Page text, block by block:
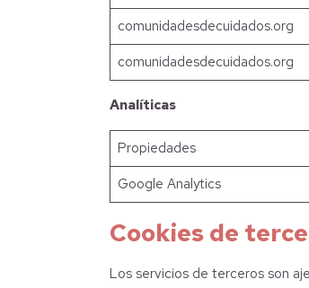
comunidadesdecuidados.org
comunidadesdecuidados.org
Analíticas
Propiedades
Google Analytics
Cookies de
Los servicios de terceros son